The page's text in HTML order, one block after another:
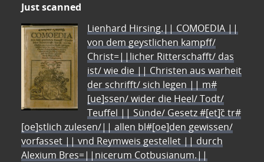
Just scanned
Lienhard Hirsing.|| COMOEDIA ||
von dem geystlichen kampff/
Christ=||licher Ritterschafft/ das
ist/ wie die || Christen aus warheit
der schrifft/ sich legen || m#
[ue]ssen/ wider die Heel/ Todt/
Teuffel || Sünde/ Gesetz #[et]c̃ tr#
[oe]stlich zulesen/|| allen bl#[oe]den gewissen/
vorfasset || vnd Reymweis gestellet || durch
Alexium Bres=||nicerum Cotbusianum.||